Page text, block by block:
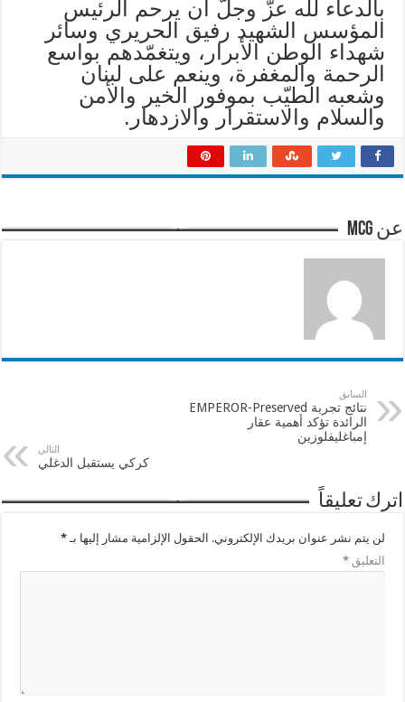
بالدعاء لله عزّ وجلّ أن يرحم الرئيس
المؤسس الشهيد رفيق الحريري وسائر
شهداء الوطن الأبرار، ويتغمّدهم بواسع
الرحمة والمغفرة، وينعم على لبنان
وشعبه الطيّب بموفور الخير والأمن
والسلام والاستقرار والازدهار.
عن mcg
السابق
نتائج تجربة EMPEROR-Preserved
الرائدة تؤكد أهمية عقار
إمباغليفلوزين
التالي
كركي يستقبل الدغلي
اترك تعليقاً
لن يتم نشر عنوان بريدك الإلكتروني. الحقول الإلزامية مشار إليها بـ*
التعليق*